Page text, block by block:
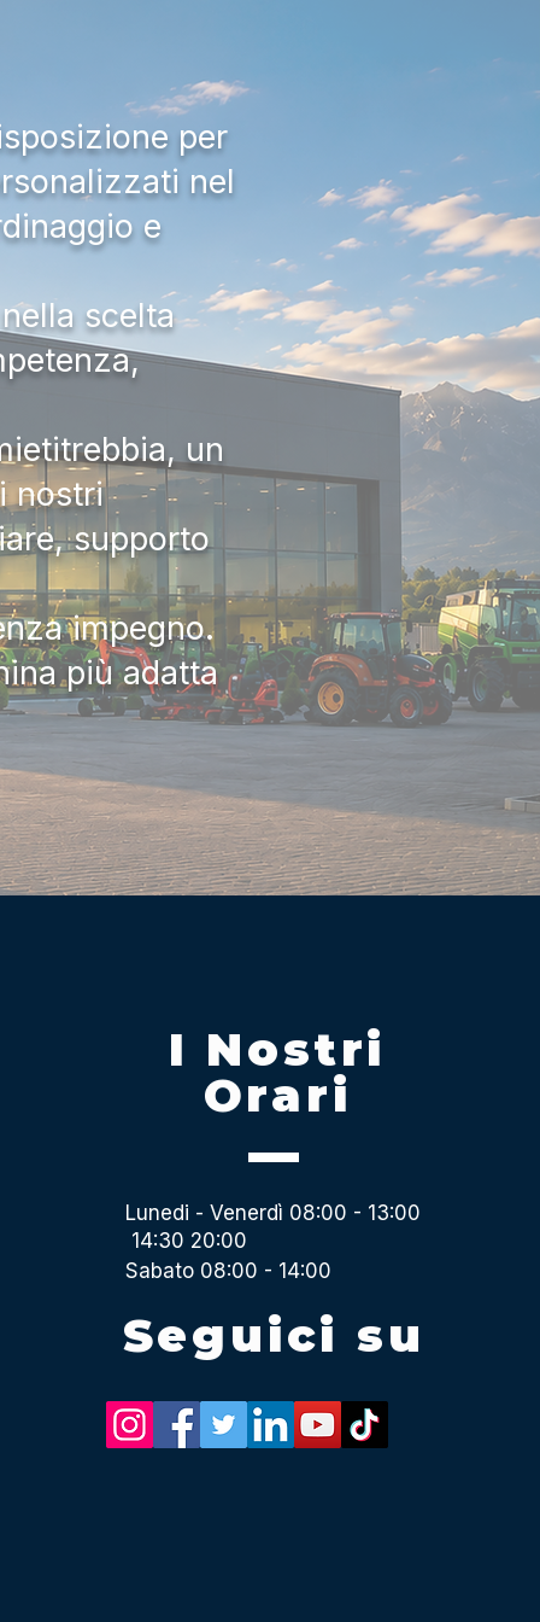
per
nel
e
scelta
un
nostri
supporto
impegno.
più adatta
I Nostri
Orari
Lunedi - Venerdì 08:00 - 13:00
14:30 20:00
Sabato 08:00 - 14:00
Seguici su